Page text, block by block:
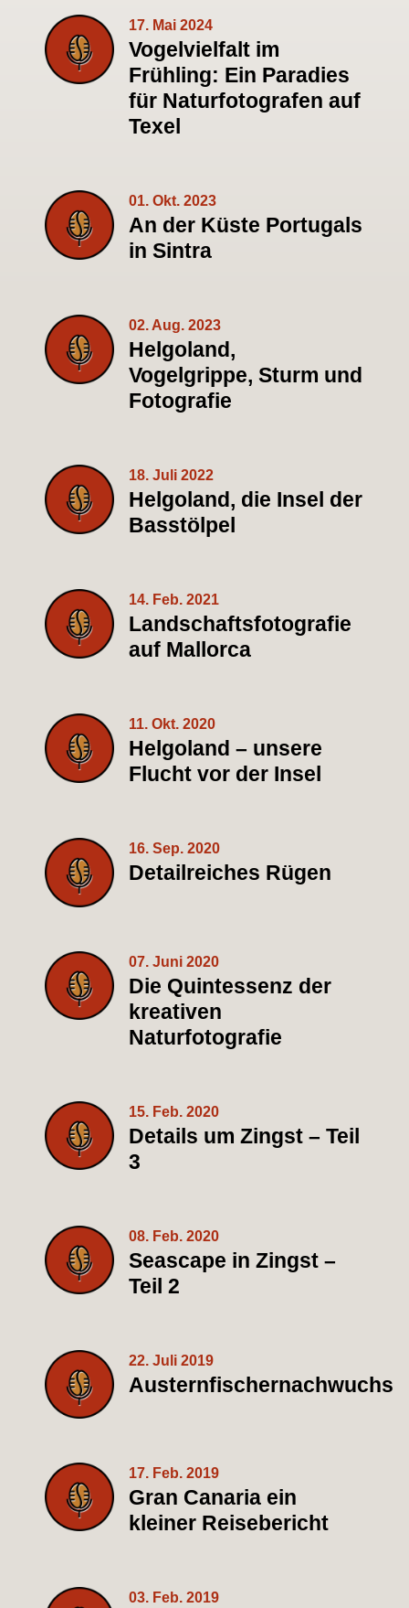
17. Mai 2024
Vogelvielfalt im
Frühling: Ein Paradies
für Naturfotografen auf
Texel
01. Okt. 2023
An der Küste Portugals
in Sintra
02. Aug. 2023
Helgoland,
Vogelgrippe, Sturm und
Fotografie
18. Juli 2022
Helgoland, die Insel der
Basstölpel
14. Feb. 2021
Landschaftsfotografie
auf Mallorca
11. Okt. 2020
Helgoland – unsere
Flucht vor der Insel
16. Sep. 2020
Detailreiches Rügen
07. Juni 2020
Die Quintessenz der
kreativen
Naturfotografie
15. Feb. 2020
Details um Zingst – Teil
3
08. Feb. 2020
Seascape in Zingst –
Teil 2
22. Juli 2019
Austernfischernachwuchs
17. Feb. 2019
Gran Canaria ein
kleiner Reisebericht
03. Feb. 2019